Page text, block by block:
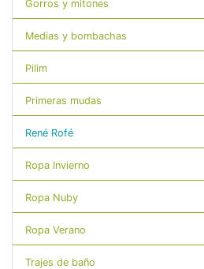
Gorros y mitones
Medias y bombachas
Pilim
Primeras mudas
René Rofé
Ropa Invierno
Ropa Nuby
Ropa Verano
Trajes de baño